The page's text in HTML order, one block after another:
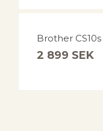
Brother CS10s
2 899 SEK